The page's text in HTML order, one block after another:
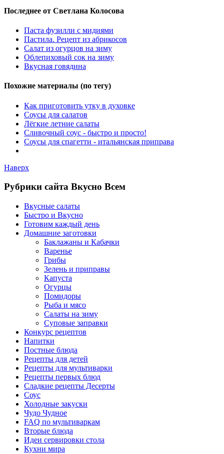
Последнее от Светлана Колосова
Паста фузилли с мидиями
Пастила. Рецепт из абрикосов
Салат из огурцов на зиму
Облепиховый сок на зиму
Вкусная говядина
Похожие материалы (по тегу)
Как приготовить утку в духовке
Соусы для салатов
Лёгкие летние салаты
Сливочный соус - быстро и просто!
Соусы для спагетти - итальянская приправа
Наверх
Рубрики сайта Вкусно Всем
Вкусные салаты
Быстро и Вкусно
Готовим каждый день
Домашние заготовки
Баклажаны и Кабачки
Варенье
Грибы
Зелень и приправы
Капуста
Огурцы
Помидоры
Рыба и мясо
Салаты на зиму
Суповые заправки
Конкурс рецептов
Напитки
Постные блюда
Рецепты для детей
Рецепты для мультиварки
Рецепты первых блюд
Сладкие рецепты Десерты
Соус
Холодные закуски
Чудо Чудное
FAQ по мультиваркам
Вторые блюда
Идеи сервировки стола
Кухни мира